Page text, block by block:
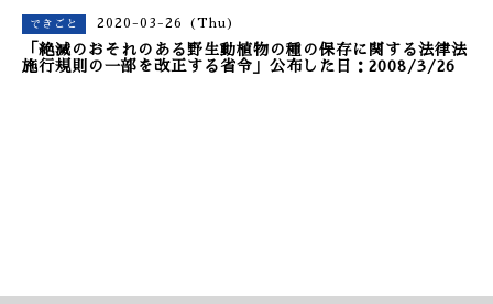
できごと 2020-03-26 (Thu)
「絶滅のおそれのある野生動植物の種の保存に関する法律法
施行規則の一部を改正する省令」公布した日：2008/3/26